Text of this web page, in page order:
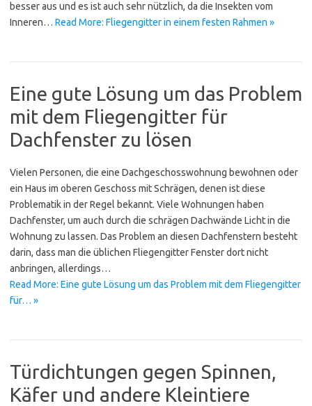
besser aus und es ist auch sehr nützlich, da die Insekten vom
Inneren… Read More: Fliegengitter in einem festen Rahmen »
Eine gute Lösung um das Problem
mit dem Fliegengitter für
Dachfenster zu lösen
Vielen Personen, die eine Dachgeschosswohnung bewohnen oder
ein Haus im oberen Geschoss mit Schrägen, denen ist diese
Problematik in der Regel bekannt. Viele Wohnungen haben
Dachfenster, um auch durch die schrägen Dachwände Licht in die
Wohnung zu lassen. Das Problem an diesen Dachfenstern besteht
darin, dass man die üblichen Fliegengitter Fenster dort nicht
anbringen, allerdings…
Read More: Eine gute Lösung um das Problem mit dem Fliegengitter
für… »
Türdichtungen gegen Spinnen,
Käfer und andere Kleintiere